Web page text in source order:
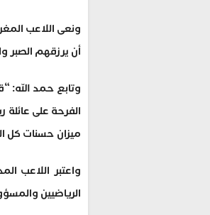
ونعى اللاعب
أن يرزقهم الصبر
وتابع حمد الله:
الفرحة على عائلة
ميزان حسنات كل
واعتبر اللاعب
الرياضيين